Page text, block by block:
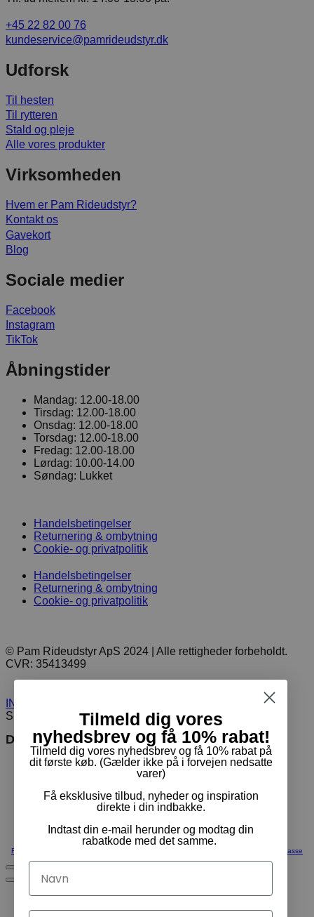
+45 22 82 00 76
kundeservice@pamrideudstyr.dk
Udforsk
Til hesten
Til rytteren
Stald og pleje
Alle vores produkter
Virksomheden
Hvem er Pam Rideudstyr?
Kontakt os
Gavekort
Blog
Sociale medier
Facebook
Instagram
TikTok
Åbningstider
Mandag: 12.00-18.00
Tirsdag: 12.00-18.00
Onsdag: 12.00-18.00
Torsdag: 12.00-18.00
Fredag: 12.00-18.00
Lørdag: 10.00-14.00
Søndag: Lukket
Handelsbetingelser
Returnering & ombytning
Cookie- og privatpolitik
Handelsbetingelser
Returnering & ombytning
Cookie- og privatpolitik
© Pam Rideudstyr ApS 2024 | Alle rettigheder forbeholdt.
CVR: 35413499
INDKØBSKURV
SET FORNYLIGT2
Du er måske interesseret i
Fortsæt med at handle Kasse
Tilmeld dig vores
nyhedsbrev og få 10% rabat!
Tilmeld dig vores nyhedsbrev og få 10% rabat på
dit første køb. (Gælder ikke på i forvejen nedsatte
varer)
Få eksklusive tilbud, nyheder og inspiration
direkte i din indbakke.
Indtast din e-mail herunder og modtag din
rabatkode med det samme.
Navn